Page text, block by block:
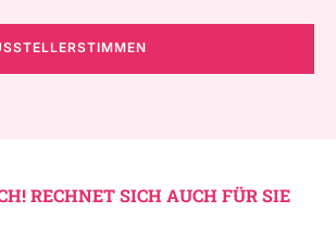
RECHNET SICH AUCH FÜR SIE